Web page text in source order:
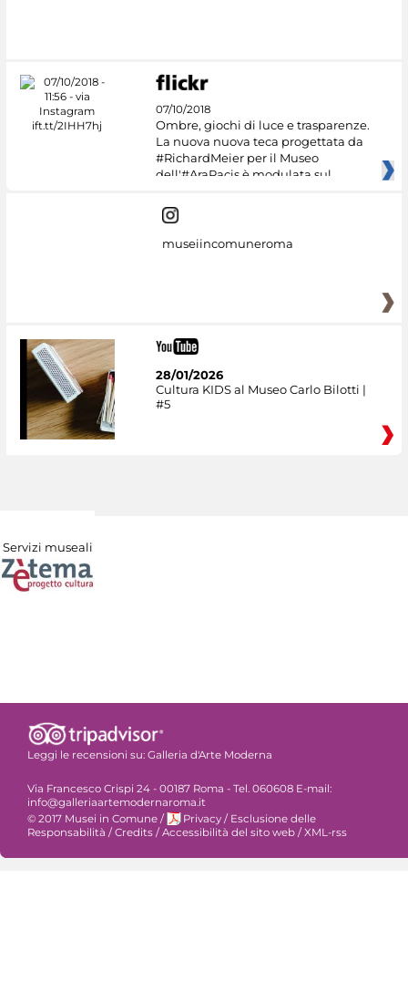
07/10/2018
Ombre, giochi di luce e trasparenze.
La nuova nuova teca progettata da
#RichardMeier per il Museo
dell'#AraPacis è modulata sul
museiincomuneroma
28/01/2026
Cultura KIDS al Museo Carlo Bilotti |
#5
Servizi museali
Leggi le recensioni su: Galleria d'Arte Moderna
Via Francesco Crispi 24 - 00187 Roma - Tel. 060608 E-mail:
info@galleriaartemodernaroma.it
© 2017 Musei in Comune / Privacy / Esclusione delle
Responsabilità /Credits /Accessibilità del sito web /XML-rss